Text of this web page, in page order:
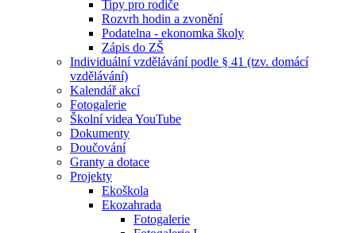
Tipy pro rodiče
Rozvrh hodin a zvonění
Podatelna - ekonomka školy
Zápis do ZŠ
Individuální vzdělávání podle § 41 (tzv. domácí
vzdělávání)
Kalendář akcí
Fotogalerie
Školní videa YouTube
Dokumenty
Doučování
Granty a dotace
Projekty
Ekoškola
Ekozahrada
Fotogalerie